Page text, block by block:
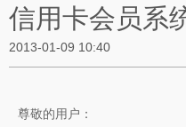
信用卡会员系
2013-01-09 10:40
尊敬的用户：